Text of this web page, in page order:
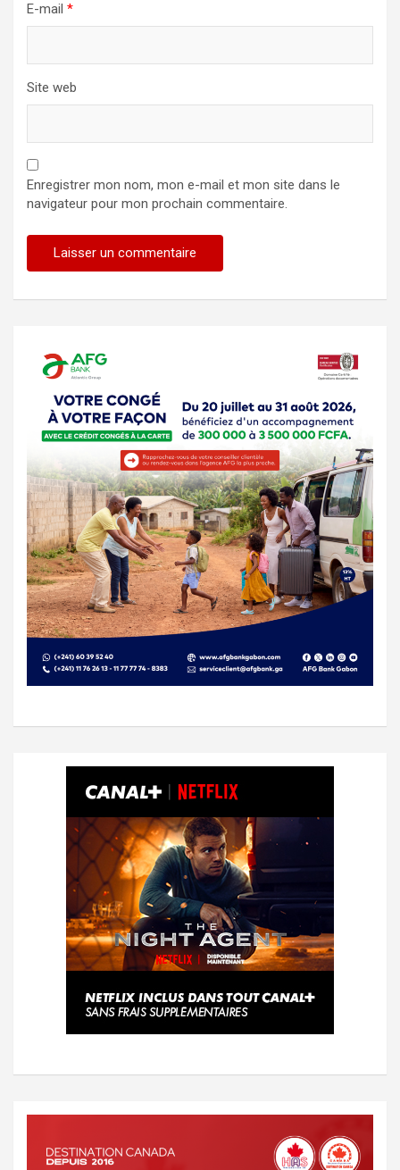
E-mail *
Site web
Enregistrer mon nom, mon e-mail et mon site dans le
navigateur pour mon prochain commentaire.